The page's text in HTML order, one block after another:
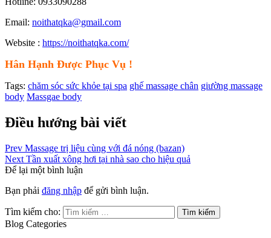
Email: noithatqka@gmail.com
Website : https://noithatqka.com/
Hân Hạnh Được Phục Vụ !
Tags: chăm sóc sức khỏe tại spa ghế massage chân giường massage
body Massgae body
Điều hướng bài viết
Prev Massage trị liệu cùng với đá nóng (bazan)
Next Tần xuất xông hơi tại nhà sao cho hiệu quả
Để lại một bình luận
Bạn phải đăng nhập để gửi bình luận.
Tìm kiếm cho:
Blog Categories